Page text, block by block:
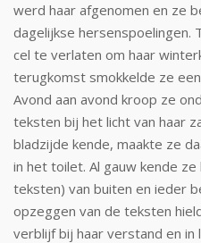
werd haar afgenomen en ze
dagelijkse
cel te verlaten om haar
terugkomst smokkelde ze
Avond aan avond kroop ze
teksten bij het licht van haar
bladzijde kende, maakte ze
in het toilet. Al gauw kende
teksten) van buiten en ieder
opzeggen van de teksten
verblijf bij haar verstand en in